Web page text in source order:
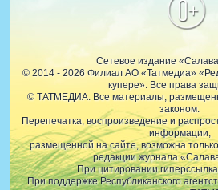
0+
Сетевое издание
© 2014 - 2026 Филиал АО «Татмедиа»
купере». Все права
© ТАТМЕДИА. Все материалы,
законом.
Перепечатка, воспроизведение и
информации,
размещенной на сайте, возможна
редакции журнала
При цитировании
При поддержке Республиканского